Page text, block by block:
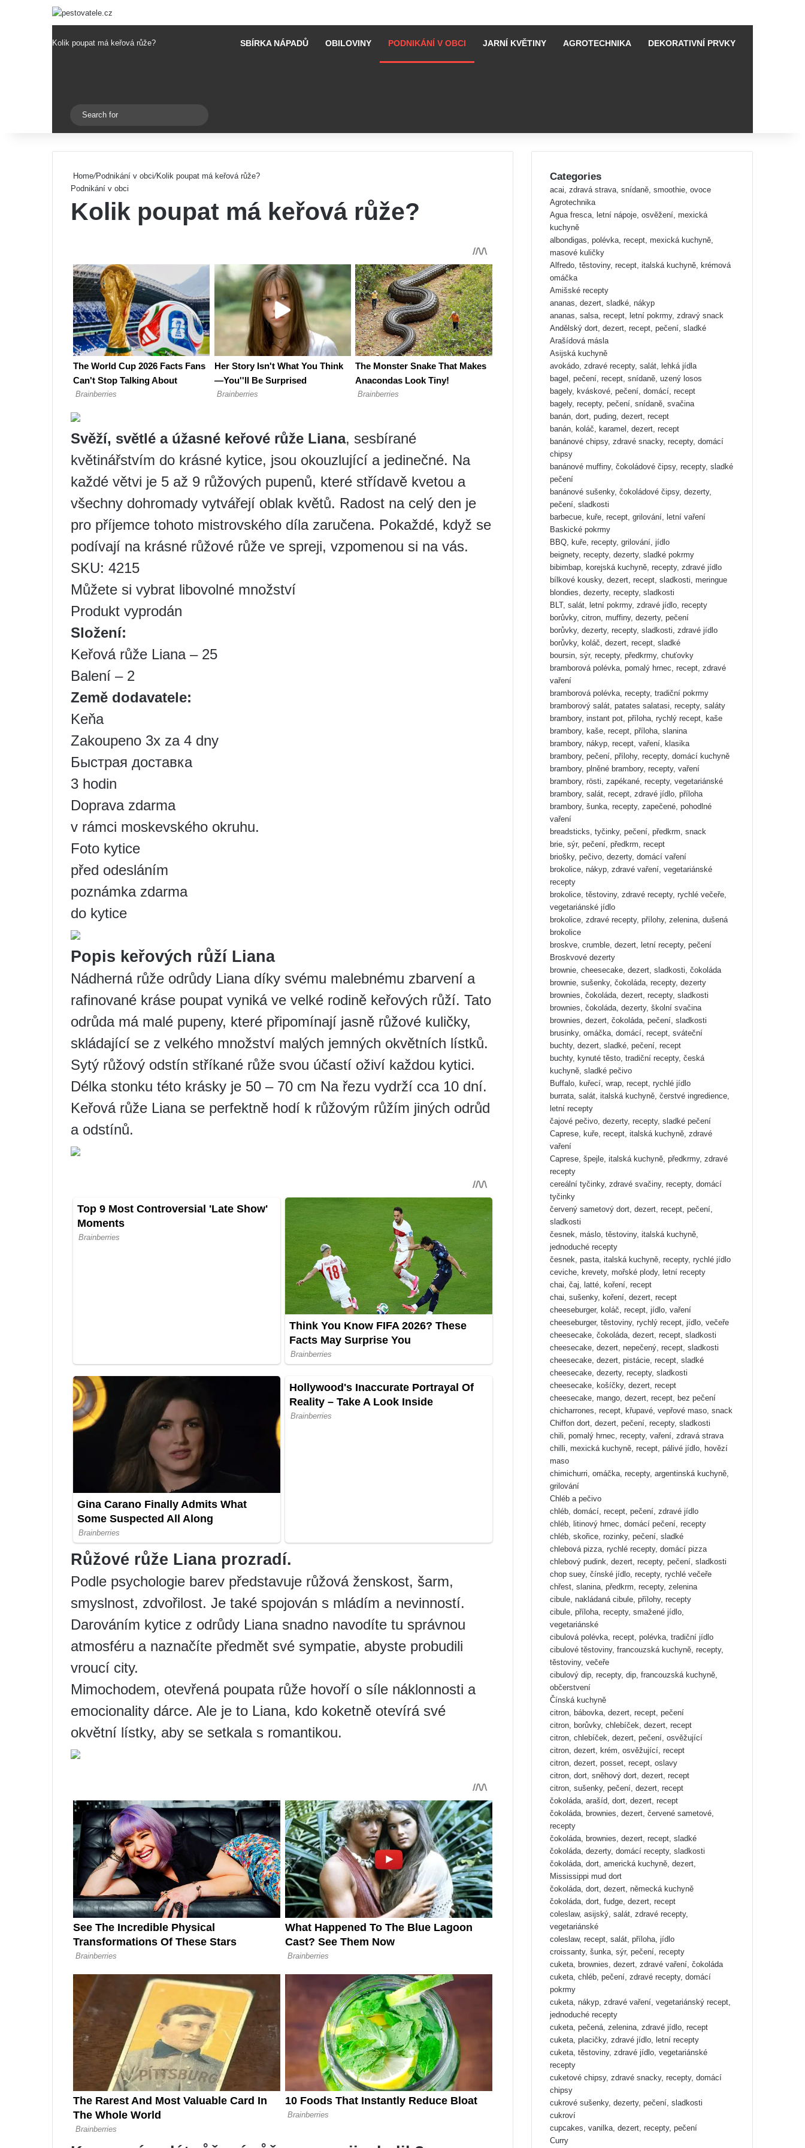
Kolik poupat má keřová růže? SBÍRKA NÁPADŮ OBILOVINY PODNIKÁNÍ V OBCI JARNÍ KVĚTINY AGROTECHNIKA DEKORATIVNÍ PRVKY
Switch skin
for
Home/Podnikání v obci/Kolik poupat má keřová růže?
Podnikání v obci
Kolik poupat má keřová růže?
Svěží, světlé a úžasné keřové růže Liana, sesbírané
květinářstvím do krásné kytice, jsou okouzlující a jedinečné. Na
každé větvi je 5 až 9 růžových pupenů, které střídavě kvetou a
všechny dohromady vytvářejí oblak květů. Radost na celý den je
pro příjemce tohoto mistrovského díla zaručena. Pokaždé, když se
podívají na krásné růžové růže ve spreji, vzpomenou si na vás.
SKU: 4215
Můžete si vybrat libovolné množství
Produkt vyprodán
Složení:
Keřová růže Liana – 25
Balení – 2
Země dodavatele:
Keňa
Zakoupeno 3x za 4 dny
Быстрая доставка
3 hodin
Doprava zdarma
v rámci moskevského okruhu.
Foto kytice
před odesláním
poznámka zdarma
do kytice
Popis keřových růží Liana
Nádherná růže odrůdy Liana díky svému malebnému zbarvení a
rafinované kráse poupat vyniká ve velké rodině keřových růží. Tato
odrůda má malé pupeny, které připomínají jasně růžové kuličky,
skládající se z velkého množství malých jemných okvětních lístků.
Sytý růžový odstín stříkané růže svou účastí oživí každou kytici.
Délka stonku této krásky je 50 – 70 cm Na řezu vydrží cca 10 dní.
Keřová růže Liana se perfektně hodí k růžovým růžím jiných odrůd
a odstínů.
Růžové růže Liana prozradí.
Podle psychologie barev představuje růžová ženskost, šarm,
smyslnost, zdvořilost. Je také spojován s mládím a nevinností.
Darováním kytice z odrůdy Liana snadno navodíte tu správnou
atmosféru a naznačíte předmět své sympatie, abyste probudili
vroucí city.
Mimochodem, otevřená poupata růže hovoří o síle náklonnosti a
emocionality dárce. Ale je to Liana, kdo koketně otevírá své
okvětní lístky, aby se setkala s romantikou.
Categories
acai, zdravá strava, snídaně, smoothie, ovoce
Agrotechnika
Agua fresca, letní nápoje, osvěžení, mexická
kuchyně
albondigas, polévka, recept, mexická kuchyně,
masové kuličky
Alfredo, těstoviny, recept, italská kuchyně, krémová
omáčka
Amišské recepty
ananas, dezert, sladké, nákyp
ananas, salsa, recept, letní pokrmy, zdravý snack
Andělský dort, dezert, recept, pečení, sladké
Arašídová másla
Asijská kuchyně
avokádo, zdravé recepty, salát, lehká jídla
bagel, pečení, recept, snídaně, uzený losos
bagely, kváskové, pečení, domácí, recept
bagely, recepty, pečení, snídaně, svačina
banán, dort, puding, dezert, recept
banán, koláč, karamel, dezert, recept
banánové chipsy, zdravé snacky, recepty, domácí
chipsy
banánové muffiny, čokoládové čipsy, recepty, sladké
pečení
banánové sušenky, čokoládové čipsy, dezerty,
pečení, sladkosti
barbecue, kuře, recept, grilování, letní vaření
Baskické pokrmy
BBQ, kuře, recepty, grilování, jídlo
beignety, recepty, dezerty, sladké pokrmy
bibimbap, korejská kuchyně, recepty, zdravé jídlo
bílkové kousky, dezert, recept, sladkosti, meringue
blondies, dezerty, recepty, sladkosti
BLT, salát, letní pokrmy, zdravé jídlo, recepty
borůvky, citron, muffiny, dezerty, pečení
borůvky, dezerty, recepty, sladkosti, zdravé jídlo
borůvky, koláč, dezert, recept, sladké
boursin, sýr, recepty, předkrmy, chuťovky
bramborová polévka, pomalý hrnec, recept, zdravé
vaření
bramborová polévka, recepty, tradiční pokrmy
bramborový salát, patates salatasi, recepty, saláty
brambory, instant pot, příloha, rychlý recept, kaše
brambory, kaše, recept, příloha, slanina
brambory, nákyp, recept, vaření, klasika
brambory, pečení, přílohy, recepty, domácí kuchyně
brambory, plněné brambory, recepty, vaření
brambory, rösti, zapékané, recepty, vegetariánské
brambory, salát, recept, zdravé jídlo, příloha
brambory, šunka, recepty, zapečené, pohodlné
vaření
breadsticks, tyčinky, pečení, předkrm, snack
brie, sýr, pečení, předkrm, recept
briošky, pečivo, dezerty, domácí vaření
brokolice, nákyp, zdravé vaření, vegetariánské
recepty
brokolice, těstoviny, zdravé recepty, rychlé večeře,
vegetariánské jídlo
brokolice, zdravé recepty, přílohy, zelenina, dušená
brokolice
broskve, crumble, dezert, letní recepty, pečení
Broskvové dezerty
brownie, cheesecake, dezert, sladkosti, čokoláda
brownie, sušenky, čokoláda, recepty, dezerty
brownies, čokoláda, dezert, recepty, sladkosti
brownies, čokoláda, dezerty, školní svačina
brownies, dezert, čokoláda, pečení, sladkosti
brusinky, omáčka, domácí, recept, sváteční
buchty, dezert, sladké, pečení, recept
buchty, kynuté těsto, tradiční recepty, česká
kuchyně, sladké pečivo
Buffalo, kuřecí, wrap, recept, rychlé jídlo
burrata, salát, italská kuchyně, čerstvé ingredience,
letní recepty
čajové pečivo, dezerty, recepty, sladké pečení
Caprese, kuře, recept, italská kuchyně, zdravé
vaření
Caprese, špejle, italská kuchyně, předkrmy, zdravé
recepty
cereální tyčinky, zdravé svačiny, recepty, domácí
tyčinky
červený sametový dort, dezert, recept, pečení,
sladkosti
česnek, máslo, těstoviny, italská kuchyně,
jednoduché recepty
česnek, pasta, italská kuchyně, recepty, rychlé jídlo
ceviche, krevety, mořské plody, letní recepty
chai, čaj, latté, koření, recept
chai, sušenky, koření, dezert, recept
cheeseburger, koláč, recept, jídlo, vaření
cheeseburger, těstoviny, rychlý recept, jídlo, večeře
cheesecake, čokoláda, dezert, recept, sladkosti
cheesecake, dezert, nepečený, recept, sladkosti
cheesecake, dezert, pistácie, recept, sladké
cheesecake, dezerty, recepty, sladkosti
cheesecake, košíčky, dezert, recept
cheesecake, mango, dezert, recept, bez pečení
chicharrones, recept, křupavé, vepřové maso, snack
Chiffon dort, dezert, pečení, recepty, sladkosti
chili, pomalý hrnec, recepty, vaření, zdravá strava
chilli, mexická kuchyně, recept, pálivé jídlo, hovězí
maso
chimichurri, omáčka, recepty, argentinská kuchyně,
grilování
Chléb a pečivo
chléb, domácí, recept, pečení, zdravé jídlo
chléb, litinový hrnec, domácí pečení, recepty
chléb, skořice, rozinky, pečení, sladké
chlebová pizza, rychlé recepty, domácí pizza
chlebový pudink, dezert, recepty, pečení, sladkosti
chop suey, čínské jídlo, recepty, rychlé večeře
chřest, slanina, předkrm, recepty, zelenina
cibule, nakládaná cibule, přílohy, recepty
cibule, příloha, recepty, smažené jídlo,
vegetariánské
cibulová polévka, recept, polévka, tradiční jídlo
cibulové těstoviny, francouzská kuchyně, recepty,
těstoviny, večeře
cibulový dip, recepty, dip, francouzská kuchyně,
občerstvení
Čínská kuchyně
citron, bábovka, dezert, recept, pečení
citron, borůvky, chlebíček, dezert, recept
citron, chlebíček, dezert, pečení, osvěžující
citron, dezert, krém, osvěžující, recept
citron, dezert, posset, recept, oslavy
citron, dort, sněhový dort, dezert, recept
citron, sušenky, pečení, dezert, recept
čokoláda, arašíd, dort, dezert, recept
čokoláda, brownies, dezert, červené sametové,
recepty
čokoláda, brownies, dezert, recept, sladké
čokoláda, dezerty, domácí recepty, sladkosti
čokoláda, dort, americká kuchyně, dezert,
Mississippi mud dort
čokoláda, dort, dezert, německá kuchyně
čokoláda, dort, fudge, dezert, recept
coleslaw, asijský, salát, zdravé recepty,
vegetariánské
coleslaw, recept, salát, příloha, jídlo
croissanty, šunka, sýr, pečení, recepty
cuketa, brownies, dezert, zdravé vaření, čokoláda
cuketa, chléb, pečení, zdravé recepty, domácí
pokrmy
cuketa, nákyp, zdravé vaření, vegetariánský recept,
jednoduché recepty
cuketa, pečená, zelenina, zdravé jídlo, recept
cuketa, placičky, zdravé jídlo, letní recepty
cuketa, těstoviny, zdravé jídlo, vegetariánské
recepty
cuketové chipsy, zdravé snacky, recepty, domácí
chipsy
cukrové sušenky, dezerty, pečení, sladkosti
cukroví
cupcakes, vanilka, dezert, recepty, pečení
Curry